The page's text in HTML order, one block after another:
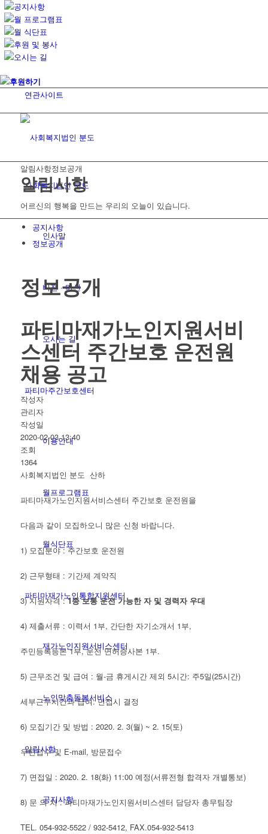
공지사항
월 프로그램표
월 식단표
후원 및 봉사
오시는 길
후원하기
연관사이트
사회복지법인 분도
인사말
비젼 · 미션
오시는 길
파티마주간보호센터
이용안내
월프로그램표
월식단표
파티마재가노인통합지원센터
재가노인지원서비스센터
노인맞춤돌봄서비스
알림사항
공지사항
알림사항정보공개
알림사항
어르신의 행복을 만드는 우리의 오늘이 있습니다.
공지사항
정보공개
정보공개
파티마재가노인지원서비
스센터 주간보호 운전원
채용 공고
작성자
관리자
작성일
2020-02-03 13:40
조회
1364
사회복지법인 분도 산하
파티마재가노인지원서비스센터 주간보호 운전원을
다음과 같이 모집하오니 많은 신청 바랍니다.
1) 모집분야 : 주간보호 운전원
2) 근무형태 : 기간제 계약직
3) 지원자격 :1종 보통 운전 가능한 자 및 경력자 우대
4) 제출서류 : 이력서 1부, 간단한 자기소개서 1부,
주민등록등본 1부, 운전 면허증사본 1부.
5) 근무조건 및 급여 : 월-금 휴게시간 제외 5시간: 주5일(25시간)
세부근무시간과 급여: 면접시 결정
6) 모집기간 및 방법 : 2020. 2. 3(월) ~ 2. 15(토)
우편접수 및 E-mail, 방문접수
7) 면접일 : 2020. 2. 18(화) 11:00 예정(서류전형 합격자 개별통보)
8) 문 의 처 : 파티마재가노인지원서비스센터 담당자 총무팀장
TEL. 054-932-5522 / 932-5412, FAX.054-932-5413